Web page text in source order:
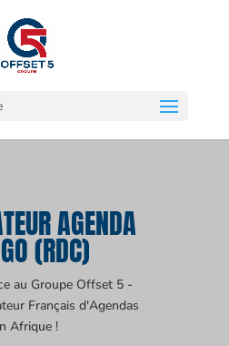
AGENDA
(RDC)
au Groupe Offset 5 -
Français d'Agendas
Afrique !